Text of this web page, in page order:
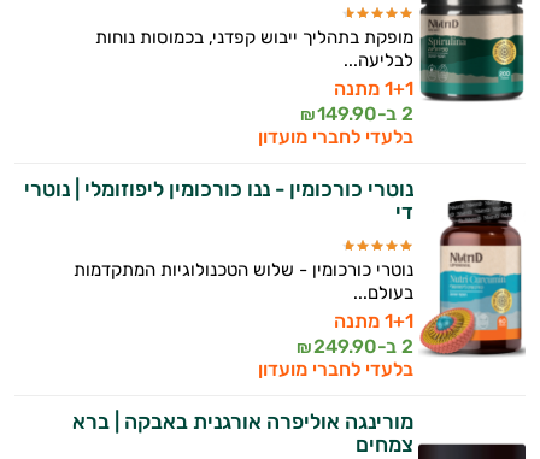
מופקת בתהליך ייבוש קפדני, בכמוסות נוחות
לבליעה...
1+1 מתנה
2 ב-
149.90
₪
בלעדי לחברי מועדון
נוטרי כורכומין - ננו כורכומין ליפוזומלי | נוטרי
די
נוטרי כורכומין - שלוש הטכנולוגיות המתקדמות
בעולם...
1+1 מתנה
2 ב-
249.90
₪
בלעדי לחברי מועדון
מורינגה אוליפרה אורגנית באבקה | ברא
צמחים